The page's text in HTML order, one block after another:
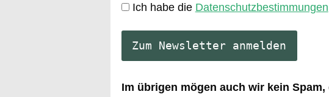
Ich habe die Datenschutzbestimmungen
Im übrigen mögen auch wir kein